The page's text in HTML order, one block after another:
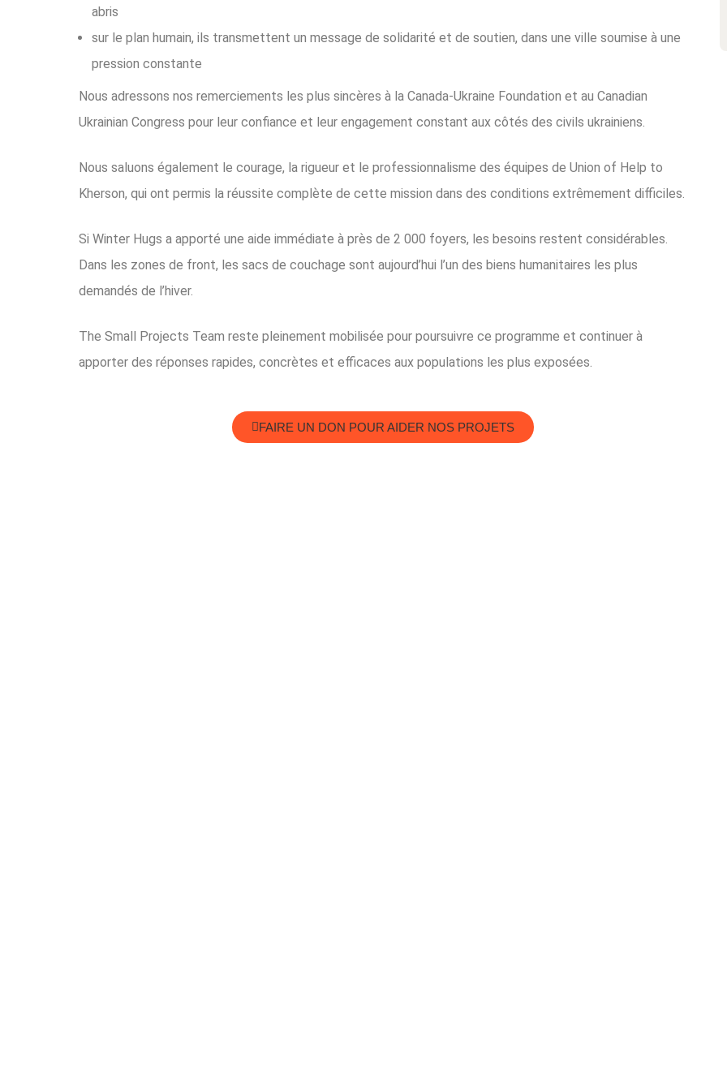
abris
sur le plan humain, ils transmettent un message de solidarité et de soutien, dans une ville soumise à une
pression constante
Nous adressons nos remerciements les plus sincères à la Canada-Ukraine Foundation et au Canadian
Ukrainian Congress pour leur confiance et leur engagement constant aux côtés des civils ukrainiens.
Nous saluons également le courage, la rigueur et le professionnalisme des équipes de Union of Help to
Kherson, qui ont permis la réussite complète de cette mission dans des conditions extrêmement difficiles.
Si Winter Hugs a apporté une aide immédiate à près de 2 000 foyers, les besoins restent considérables.
Dans les zones de front, les sacs de couchage sont aujourd’hui l’un des biens humanitaires les plus
demandés de l’hiver.
The Small Projects Team reste pleinement mobilisée pour poursuivre ce programme et continuer à
apporter des réponses rapides, concrètes et efficaces aux populations les plus exposées.
FAIRE UN DON POUR AIDER NOS PROJETS